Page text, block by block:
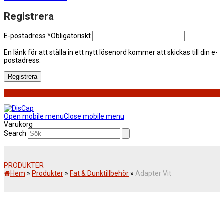
Registrera
E-postadress *Obligatoriskt
En länk för att ställa in ett nytt lösenord kommer att skickas till din e-
postadress.
Registrera
Open mobile menuClose mobile menu
Varukorg
Search
PRODUKTER
Hem » Produkter » Fat & Dunktillbehör » Adapter Vit